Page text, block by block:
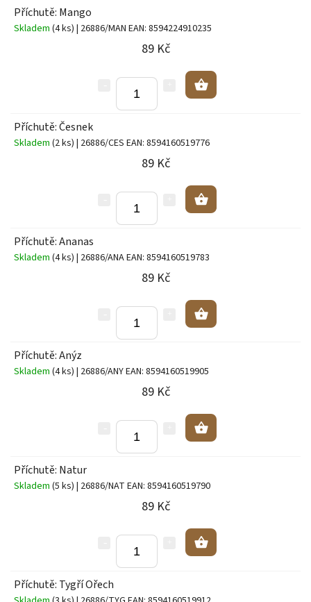
Příchutě: Mango
Skladem (4 ks) | 26886/MAN EAN: 8594224910235
89 Kč
Příchutě: Česnek
Skladem (2 ks) | 26886/CES EAN: 8594160519776
89 Kč
Příchutě: Ananas
Skladem (4 ks) | 26886/ANAEAN: 8594160519783
89 Kč
Příchutě: Anýz
Skladem (4 ks) | 26886/ANYEAN: 8594160519905
89 Kč
Příchutě: Natur
Skladem (5 ks) | 26886/NAT EAN: 8594160519790
89 Kč
Příchutě: Tygří Ořech